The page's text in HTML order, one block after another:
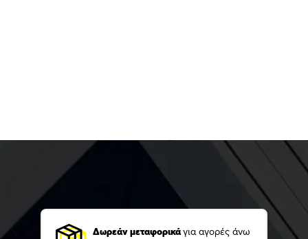
Δωρεάν μεταφορικάγια αγορές άνω